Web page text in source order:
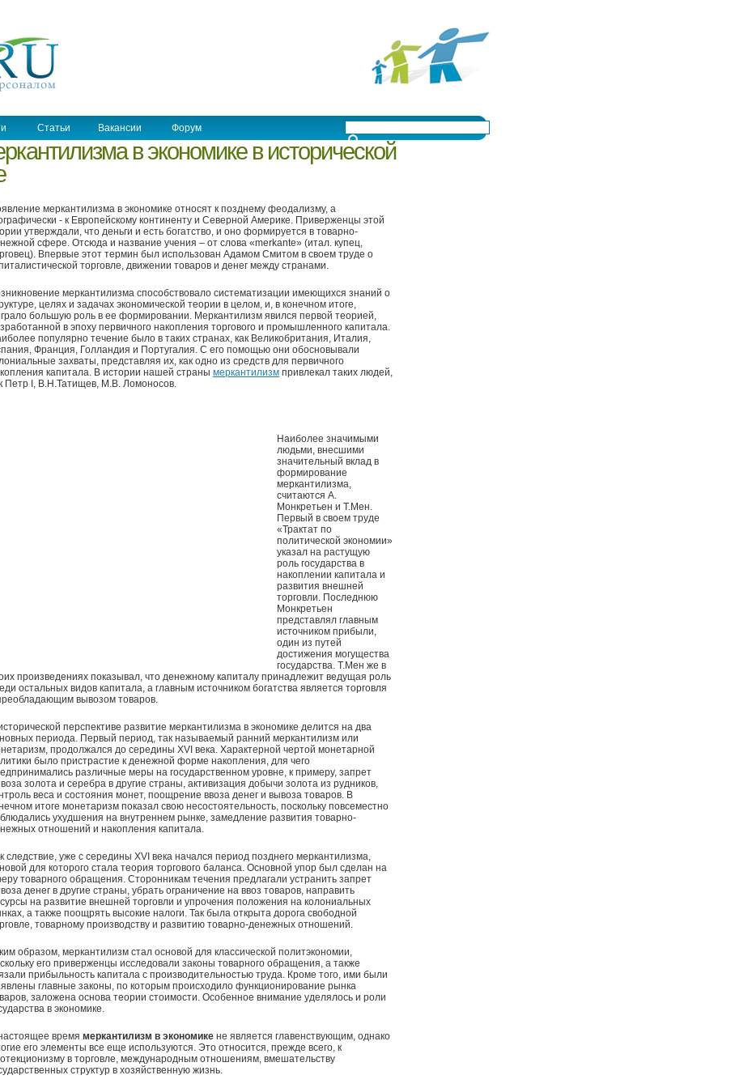
Статьи Вакансии Форум
в экономике в исторической
меркантилизма в экономике относят к позднему феодализму, а
- к Европейскому континенту и Северной Америке. Приверженцы этой
утверждали, что деньги и есть богатство, и оно формируется в товарно-
сфере. Отсюда и название учения – от слова «merkante» (итал. купец,
Впервые этот термин был использован Адамом Смитом в своем труде о
торговле, движении товаров и денег между странами.
меркантилизма способствовало систематизации имеющихся знаний о
целях и задачах экономической теории в целом, и, в конечном итоге,
большую роль в ее формировании. Меркантилизм явился первой теорией,
в эпоху первичного накопления торгового и промышленного капитала.
популярно течение было в таких странах, как Великобритания, Италия,
Франция, Голландия и Португалия. С его помощью они обосновывали
захваты, представляя их, как одно из средств для первичного
капитала. В истории нашей страны меркантилизм привлекал таких людей,
Петр I, В.Н.Татищев, М.В. Ломоносов.
Наиболее значимыми
людьми, внесшими
значительный вклад в
формирование
меркантилизма,
считаются А.
Монкретьен и Т.Мен.
Первый в своем труде
«Трактат по
политической экономии»
указал на растущую
роль государства в
накоплении капитала и
развития внешней
торговли. Последнюю
Монкретьен
представлял главным
источником прибыли,
один из путей
достижения могущества
государства. Т.Мен же в
произведениях показывал, что денежному капиталу принадлежит ведущая роль
остальных видов капитала, а главным источником богатства является торговля
вывозом товаров.
перспективе развитие меркантилизма в экономике делится на два
периода. Первый период, так называемый ранний меркантилизм или
продолжался до середины XVI века. Характерной чертой монетарной
было пристрастие к денежной форме накопления, для чего
различные меры на государственном уровне, к примеру, запрет
золота и серебра в другие страны, активизация добычи золота из рудников,
веса и состояния монет, поощрение ввоза денег и вывоза товаров. В
итоге монетаризм показал свою несостоятельность, поскольку повсеместно
ухудшения на внутреннем рынке, замедление развития товарно-
отношений и накопления капитала.
следствие, уже с середины XVI века начался период позднего меркантилизма,
для которого стала теория торгового баланса. Основной упор был сделан на
товарного обращения. Сторонникам течения предлагали устранить запрет
денег в другие страны, убрать ограничение на ввоз товаров, направить
на развитие внешней торговли и упрочения положения на колониальных
а также поощрять высокие налоги. Так была открыта дорога свободной
товарному производству и развитию товарно-денежных отношений.
образом, меркантилизм стал основой для классической политэкономии,
его приверженцы исследовали законы товарного обращения, а также
прибыльность капитала с производительностью труда. Кроме того, ими были
главные законы, по которым происходило функционирование рынка
заложена основа теории стоимости. Особенное внимание уделялось и роли
в экономике.
время меркантилизм в экономике не является главенствующим, однако
его элементы все еще используются. Это относится, прежде всего, к
в торговле, международным отношениям, вмешательству
структур в хозяйственную жизнь.